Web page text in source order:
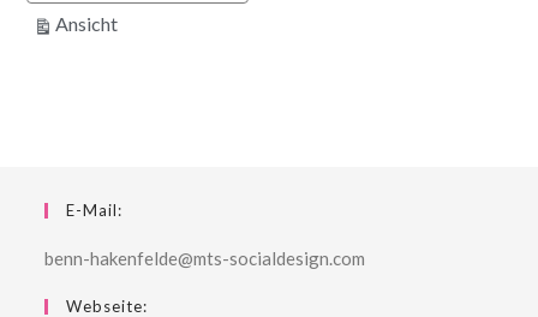
Ansichtausdrucken
E-Mail:
benn-hakenfelde@mts-socialdesign.com
Webseite: